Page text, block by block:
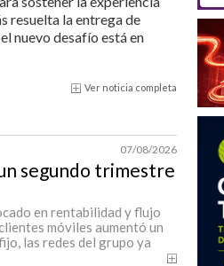
resuelta la entrega de
nuevo desafío está en
Ver noticia completa
07/08/2026
segundo trimestre
en rentabilidad y flujo
móviles aumentó un
las redes del grupo ya